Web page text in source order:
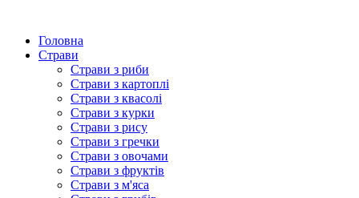
Головна
Страви
Страви з риби
Страви з картоплі
Страви з квасолі
Страви з курки
Страви з рису
Страви з гречки
Страви з овочами
Страви з фруктів
Страви з м'яса